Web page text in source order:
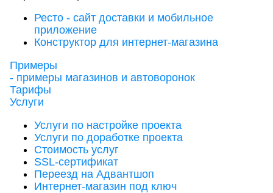
Ресто - сайт доставки и мобильное
приложение
Конструктор для интернет-магазина
Примеры
- примеры магазинов и автоворонок
Тарифы
Услуги
Услуги по настройке проекта
Услуги по доработке проекта
Стоимость услуг
SSL-сертификат
Переезд на Адвантшоп
Интернет-магазин под ключ